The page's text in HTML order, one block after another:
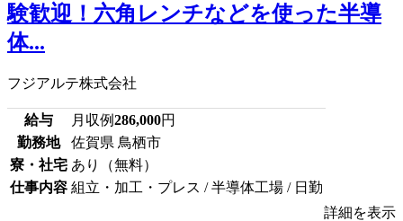
験歓迎！六角レンチなどを使った半導
体...
フジアルテ株式会社
給与 月収例286,000円
勤務地
佐賀県 鳥栖市
寮・社宅 あり（無料）
仕事内容 組立・加工・プレス / 半導体工場 / 日勤
詳細を表示